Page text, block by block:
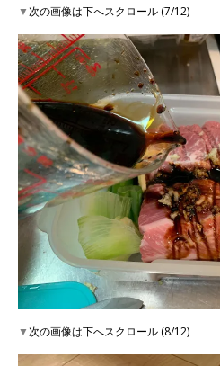
▼次の画像は下へスクロール (7/12)
▼次の画像は下へスクロール (8/12)